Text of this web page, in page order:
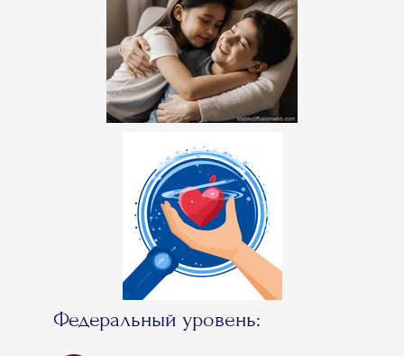
Федеральный уровень: